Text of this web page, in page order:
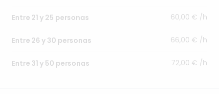
Entre 21 y 25 personas 60,00 € /h
Entre 26 y 30 personas 66,00 € /h
Entre 31 y 50 personas 72,00 € /h